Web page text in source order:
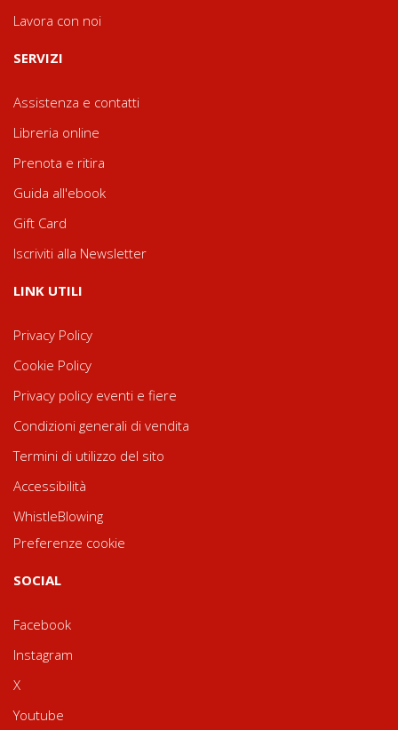
Lavora con noi
SERVIZI
Assistenza e contatti
Libreria online
Prenota e ritira
Guida all'ebook
Gift Card
Iscriviti alla Newsletter
LINK UTILI
Privacy Policy
Cookie Policy
Privacy policy eventi e fiere
Condizioni generali di vendita
Termini di utilizzo del sito
Accessibilità
WhistleBlowing
Preferenze cookie
SOCIAL
Facebook
Instagram
X
Youtube